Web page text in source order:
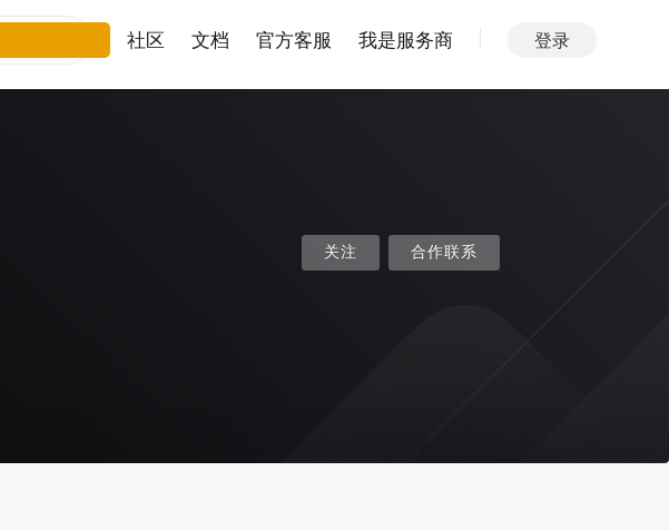
社区 文档 官方客服 我是服务商 登录
关注 合作联系